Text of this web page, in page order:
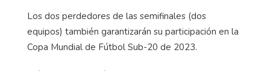
Los dos perdedores de las semifinales (dos
equipos) también garantizarán su participación en la
Copa Mundial de Fútbol Sub-20 de 2023.